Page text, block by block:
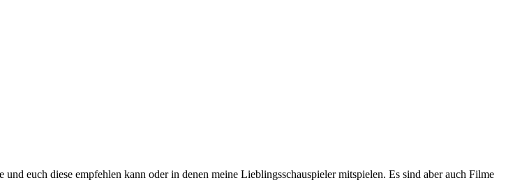
euch diese empfehlen kann oder in denen meine Lieblingsschauspieler mitspielen. Es sind aber auch Filme